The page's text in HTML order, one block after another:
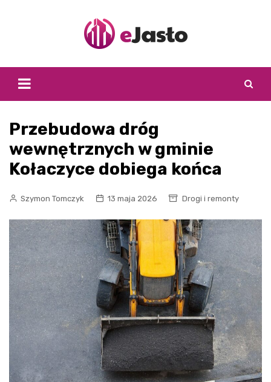
Przebudowa dróg
wewnętrznych w gminie
Kołaczyce dobiega końca
Szymon Tomczyk 13 maja 2026 Drogi i remonty